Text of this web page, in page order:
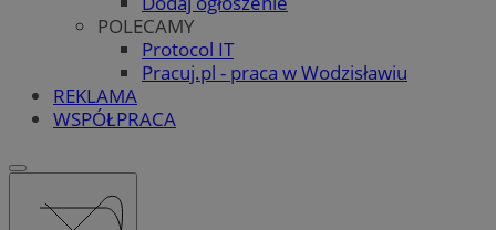
POLECAMY
Protocol IT
Pracuj.pl - praca w Wodzisławiu
REKLAMA
WSPÓŁPRACA